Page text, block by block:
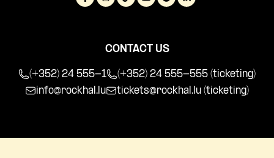
CONTACT US
(+352) 24 555-1
(+352) 24 555-555 (ticketing)
info@rockhal.lu
tickets@rockhal.lu (ticketing)